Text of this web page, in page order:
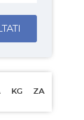
KG ZA